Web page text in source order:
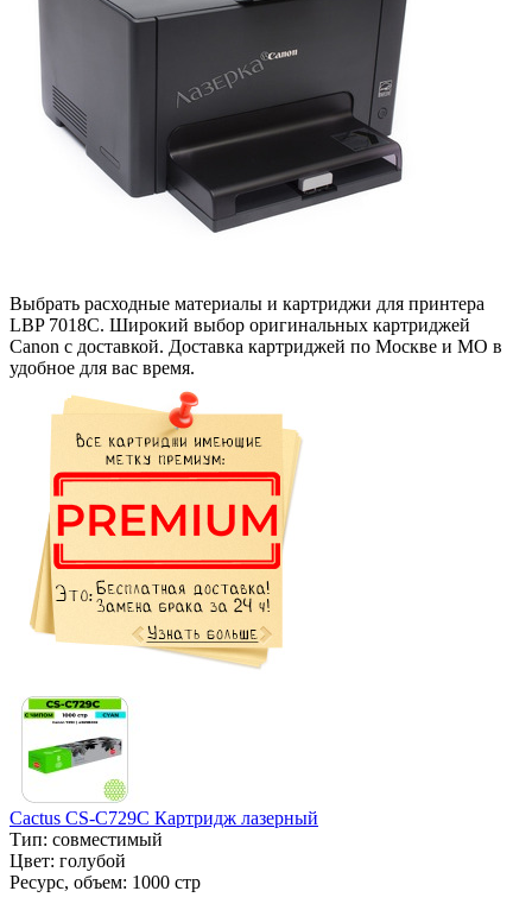
Выбрать расходные материалы и картриджи для принтера
LBP 7018C. Широкий выбор оригинальных картриджей
Canon с доставкой. Доставка картриджей по Москве и МО в
удобное для вас время.
Cactus CS-C729C Картридж лазерный
Тип: совместимый
Цвет: голубой
Ресурс, объем: 1000 стр